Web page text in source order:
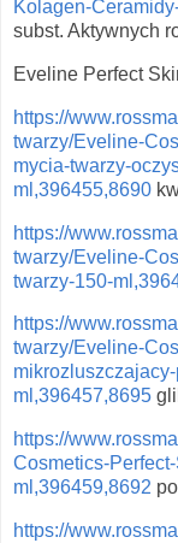
Kolagen-
subst. Aktywnych
Eveline Perfect
https://
twarzy/Eveline-
mycia-twarzy-
ml,396455,8690
https://
twarzy/Eveline-
twarzy-150-
https://
twarzy/Eveline-
ml,396457,8695
https://
Cosmetics-
ml,396459,8692
https://